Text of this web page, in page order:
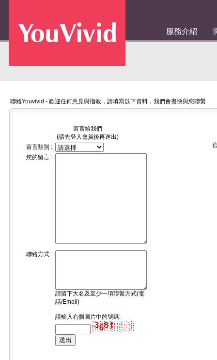
服務介紹
聯絡Youvivid - 歡迎任何意見與指教，請填寫以下資料，我們會盡快與您聯繫
留言給我們
(請先登入會員後再送出)
留言類別 :
(
您的留言 :
聯絡方式 :
請留下大名及至少一項聯繫方式(電
話/Email)
請輸入右側圖片中的號碼: